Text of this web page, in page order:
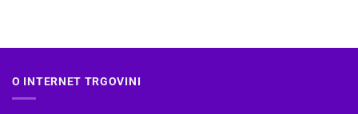
Opcije
O INTERNET TRGOVINI